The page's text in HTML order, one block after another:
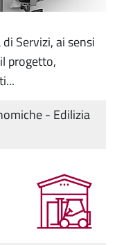
Servizi, ai sensi
progetto,
- Edilizia